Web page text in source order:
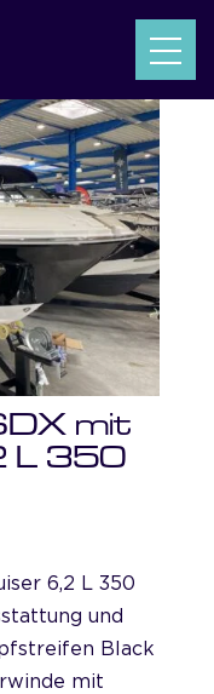
mit
L 350
6,2 L 350
und
Black
mit